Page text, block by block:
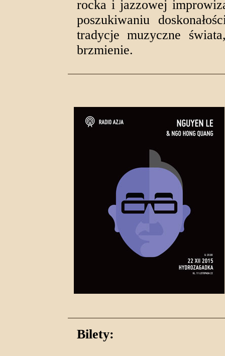
rocka i jazzowej
poszukiwaniu
tradycje muzyczne
brzmienie.
Bilety: